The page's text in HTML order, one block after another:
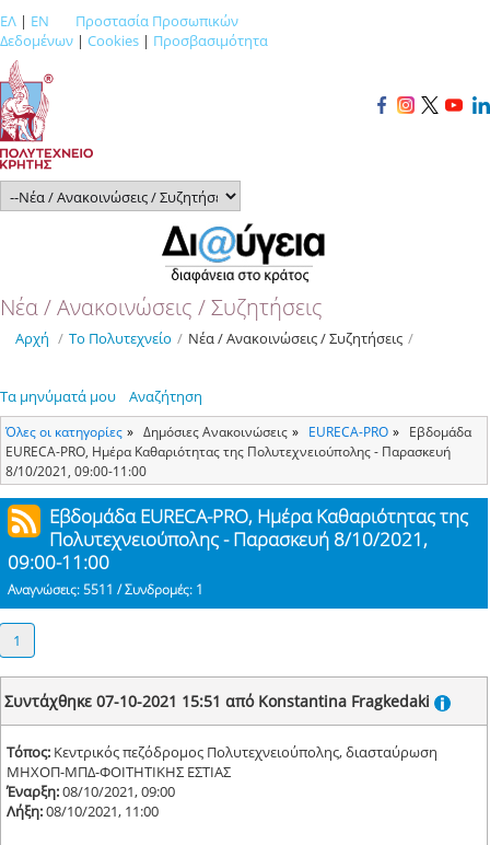
ΕΛ | EN
Προστασία Προσωπικών
Δεδομένων | Cookies | Προσβασιμότητα
Νέα / Ανακοινώσεις / Συζητήσεις
Αρχή / Το Πολυτεχνείο / Νέα / Ανακοινώσεις / Συζητήσεις /
Τα μηνύματά μου Αναζήτηση
Όλες οι κατηγορίες Δημόσιες Ανακοινώσεις ΕURECA-PRO
Εβδομάδα
EURECA-PRO, Ημέρα Καθαριότητας της Πολυτεχνειούπολης - Παρασκευή
8/10/2021, 09:00-11:00
Εβδομάδα EURECA-PRO, Ημέρα Καθαριότητας της
Πολυτεχνειούπολης - Παρασκευή 8/10/2021,
09:00-11:00
Αναγνώσεις: 5511 / Συνδρομές: 1
1
Συντάχθηκε 07-10-2021 15:51 από Konstantina Fragkedaki
Τόπος: Κεντρικός πεζόδρομος Πολυτεχνειούπολης, διασταύρωση
ΜΗΧΟΠ-ΜΠΔ-ΦΟΙΤΗΤΙΚΗΣ ΕΣΤΙΑΣ
Έναρξη:08/10/2021, 09:00
Λήξη:08/10/2021, 11:00